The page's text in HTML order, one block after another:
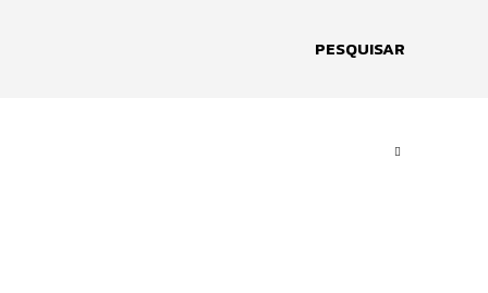
PESQUISAR